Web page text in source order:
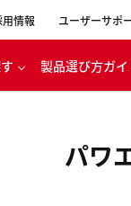
用情報 ユーザーサポ
製品選び方ガイ
パワ